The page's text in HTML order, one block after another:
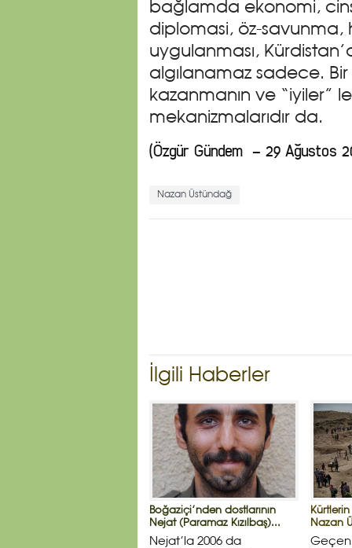
bağlamda ekonomi,
diplomasi, öz-savunma,
uygulanması,
algılanamaz sadece. Bir
kazanmanın ve “iyiler”
mekanizmalarıdır da.
(Özgür Gündem – 29 Ağustos
Nazan Üstündağ
İlgili Haberler
Boğaziçi’nden dostlarının
Nejat (Paramaz Kızılbaş)...
Nejat’la 2006 da
Nazan
Geçen